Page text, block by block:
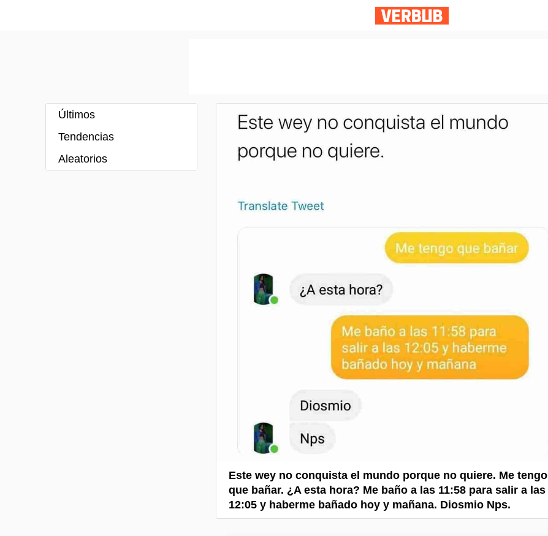
Últimos
Tendencias
Aleatorios
Este wey no conquista el mundo porque no quiere. Me tengo
que bañar. ¿A esta hora? Me baño a las 11:58 para salir a las
12:05 y haberme bañado hoy y mañana. Diosmio Nps.